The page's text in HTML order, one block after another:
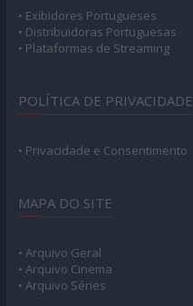
• Exibidores Portugueses
• Distribuidoras Portuguesas
• Plataformas de Streaming
POLÍTICA DE PRIVACIDADE
• Privacidade e Consentimento
MAPA DO SITE
• Arquivo Geral
• Arquivo Cinema
• Arquivo Séries